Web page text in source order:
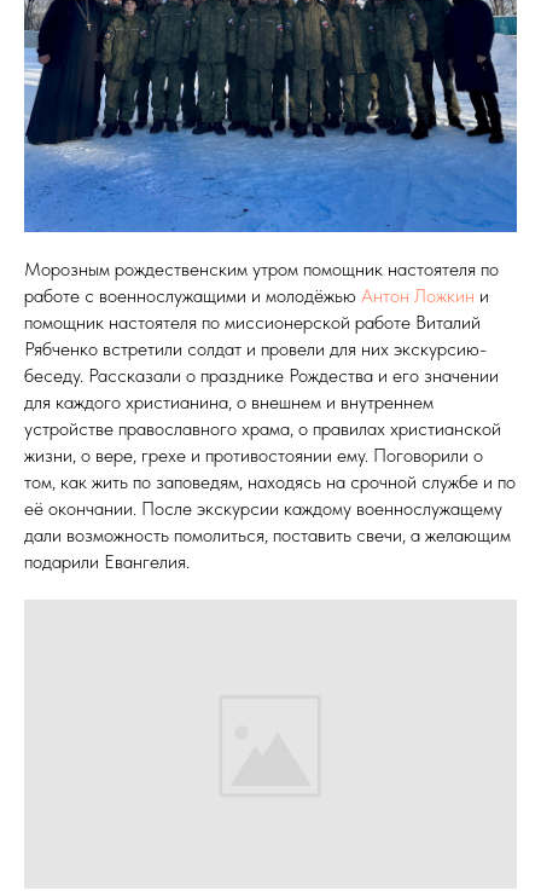
Морозным рождественским утром помощник настоятеля по
работе с военнослужащими и молодёжью Антон Ложкин и
помощник настоятеля по миссионерской работе Виталий
Рябченко встретили солдат и провели для них экскурсию-
беседу. Рассказали о празднике Рождества и его значении
для каждого христианина, о внешнем и внутреннем
устройстве православного храма, о правилах христианской
жизни, о вере, грехе и противостоянии ему. Поговорили о
том, как жить по заповедям, находясь на срочной службе и по
её окончании. После экскурсии каждому военнослужащему
дали возможность помолиться, поставить свечи, а желающим
подарили Евангелия.